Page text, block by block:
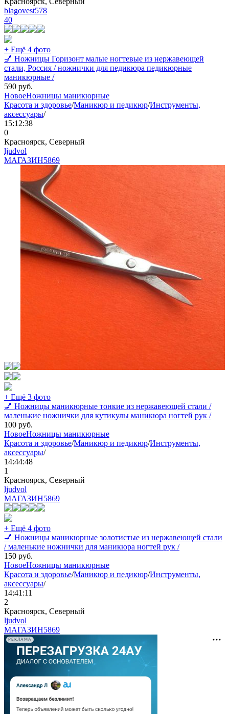
blagovest578
40
+ Ещё 4 фото
💅 Ножницы Горизонт малые ногтевые из нержавеющей
стали, Россия / ножнички для педикюра педикюрные
маникюрные /
590 руб.
НовоеНожницы маникюрные
Красота и здоровье/Маникюр и педикюр/Инструменты,
аксессуары/
15:12:38
0
Красноярск, Северный
ljudvol
МАГАЗИН5869
+ Ещё 3 фото
💅 Ножницы маникюрные тонкие из нержавеющей стали /
маленькие ножнички для кутикулы маникюра ногтей рук /
100 руб.
НовоеНожницы маникюрные
Красота и здоровье/Маникюр и педикюр/Инструменты,
аксессуары/
14:44:48
1
Красноярск, Северный
ljudvol
МАГАЗИН5869
+ Ещё 4 фото
💅 Ножницы маникюрные золотистые из нержавеющей стали
/ маленькие ножнички для маникюра ногтей рук /
150 руб.
НовоеНожницы маникюрные
Красота и здоровье/Маникюр и педикюр/Инструменты,
аксессуары/
14:41:11
2
Красноярск, Северный
ljudvol
МАГАЗИН5869
РЕКЛАМА